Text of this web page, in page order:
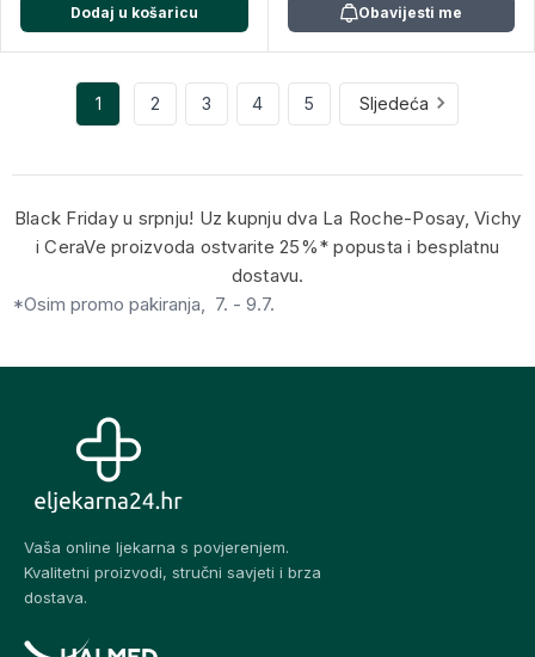
Dodaj u košaricu Obavijesti me
1 2 3 4 5 Sljedeća
Black Friday u srpnju! Uz kupnju dva La Roche-Posay, Vichy
i CeraVe proizvoda ostvarite 25%* popusta i besplatnu
dostavu.
*Osim promo pakiranja, 7. - 9.7.
Vaša online ljekarna s povjerenjem.
Kvalitetni proizvodi, stručni savjeti i brza
dostava.